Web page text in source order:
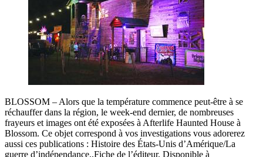
BLOSSOM – Alors que la température commence peut-être à se
réchauffer dans la région, le week-end dernier, de nombreuses
frayeurs et images ont été exposées à Afterlife Haunted House à
Blossom. Ce objet correspond à vos investigations vous adorerez
aussi ces publications : Histoire des États-Unis d’Amérique/La
guerre d’indépendance.,Fiche de l’éditeur. Disponible à